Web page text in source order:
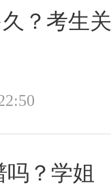
？考生关
吗？学姐